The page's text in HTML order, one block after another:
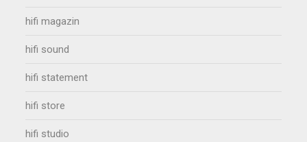
hifi magazin
hifi sound
hifi statement
hifi store
hifi studio